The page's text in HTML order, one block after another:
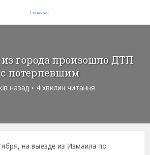
города произошло ДТП
с потерпевшим
назад 4 хвилин читання
на выезде из Измаила по